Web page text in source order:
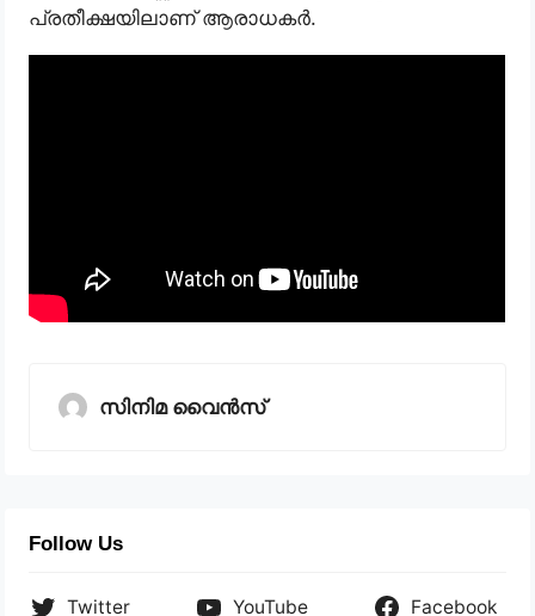
പ്രതീക്ഷയിലാണ് ആരാധകർ.
സിനിമ വൈൻസ്
Follow Us
Twitter YouTube Facebook